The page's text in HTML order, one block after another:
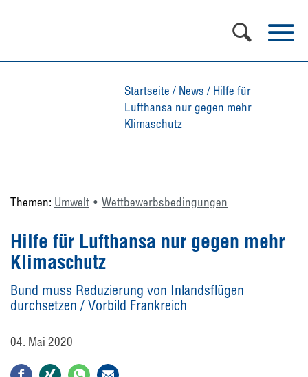
Startseite / News / Hilfe für
Lufthansa nur gegen mehr
Klimaschutz
Themen: Umwelt Wettbewerbsbedingungen
Hilfe für Lufthansa nur gegen mehr
Klimaschutz
Bund muss Reduzierung von Inlandsflügen
durchsetzen / Vorbild Frankreich
04. Mai 2020